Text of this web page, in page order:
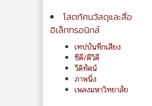
โสตทัศนวัสดุและสื่อ
อิเล็กทรอนิกส์
เทปบันทึกเสียง
ซีดี/ดีวิดี
วีดิทัศน์
ภาพนิ่ง
เพลงมหาวิทยาลัย